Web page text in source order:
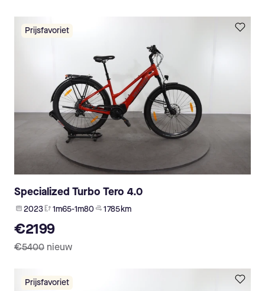
Prijsfavoriet
Specialized Turbo Tero 4.0
2023 1m65-1m80 1 785 km
€2199
€5400 nieuw
Prijsfavoriet